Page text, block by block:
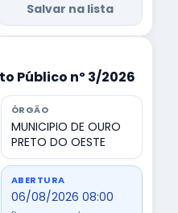
Salvar na lista
Público nº 3/2026
ÓRGÃO
MUNICIPIO DE OURO
PRETO DO OESTE
ABERTURA
06/08/2026 08:00